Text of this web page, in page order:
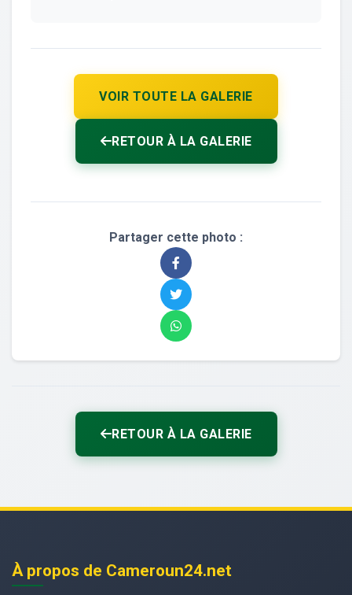
VOIR TOUTE LA GALERIE
RETOUR À LA GALERIE
Partager cette photo :
RETOUR À LA GALERIE
À propos de Cameroun24.net